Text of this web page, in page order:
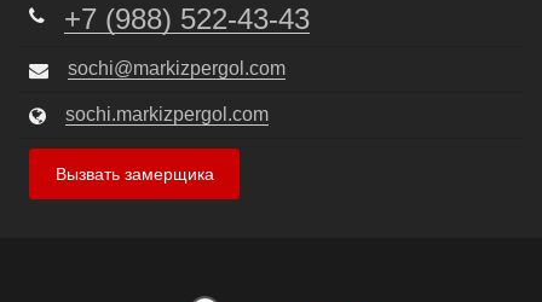
+7 (988) 522-43-43
sochi@markizpergol.com
sochi.markizpergol.com
Вызвать замерщика